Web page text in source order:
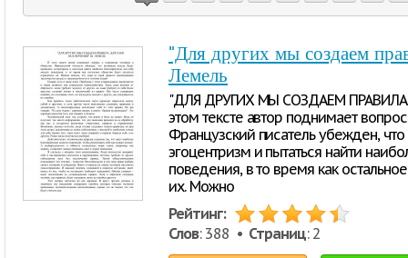
"Для других мы создаем
Лемель
"ДЛЯ ДРУГИХ МЫ СОЗДАЕМ
этом тексте автор поднимает
Французский писатель убежден,
эгоцентризм и пытаться найти
поведения, в то время как
их. Можно
Рейтинг:
Слов: 388 • Страниц: 2